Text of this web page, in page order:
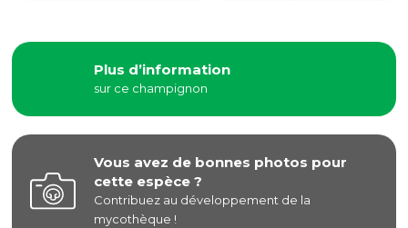
Plus d’information
sur ce champignon
Vous avez de bonnes photos pour
cette espèce ?
Contribuez au développement de la
mycothèque !